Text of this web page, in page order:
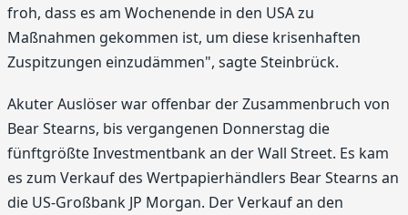
froh, dass es am Wochenende in den USA zu
Maßnahmen gekommen ist, um diese krisenhaften
Zuspitzungen einzudämmen", sagte Steinbrück.
Akuter Auslöser war offenbar der Zusammenbruch von
Bear Stearns, bis vergangenen Donnerstag die
fünftgrößte Investmentbank an der Wall Street. Es kam
es zum Verkauf des Wertpapierhändlers Bear Stearns an
die US-Großbank JP Morgan. Der Verkauf an den